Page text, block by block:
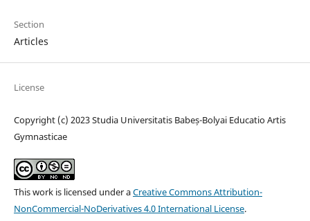
Section
Articles
License
Copyright (c) 2023 Studia Universitatis Babeș-Bolyai Educatio Artis
Gymnasticae
This work is licensed under aCreative Commons Attribution-
NonCommercial-NoDerivatives 4.0 International License.